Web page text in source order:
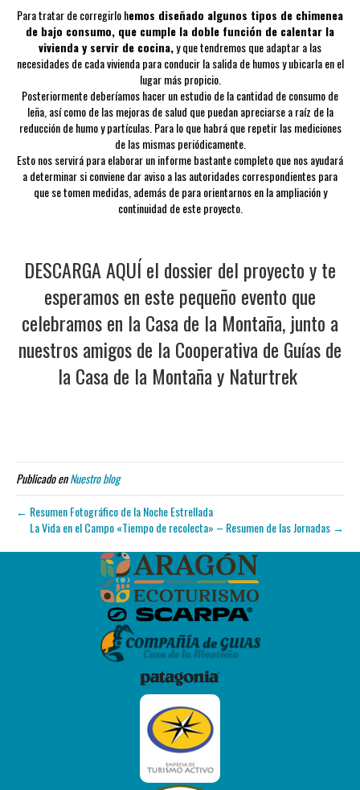
Para tratar de corregirlo hemos diseñado algunos tipos de chimenea
de bajo consumo, que cumple la doble función de calentar la
vivienda y servir de cocina,y que tendremos que adaptar a las
necesidades de cada vivienda para conducir la salida de humos y ubicarla en el
lugar más propicio.
Posteriormente deberíamos hacer un estudio de la cantidad de consumo de
leña, así como de las mejoras de salud que puedan apreciarse a raíz de la
reducción de humo y partículas. Para lo que habrá que repetir las mediciones
de las mismas periódicamente.
Esto nos servirá para elaborar un informe bastante completo que nos ayudará
a determinar si conviene dar aviso a las autoridades correspondientes para
que se tomen medidas, además de para orientarnos en la ampliación y
continuidad de este proyecto.
DESCARGA AQUÍ el dossier del proyectoy te
esperamos en este pequeño evento que
celebramos en la Casa de la Montaña, junto a
nuestros amigos de la Cooperativa de Guías de
la Casa de la Montañay Naturtrek
Publicado enNuestro blog
← Resumen Fotográfico de la Noche Estrellada
La Vida en el Campo «Tiempo de recolecta» – Resumen de las Jornadas →